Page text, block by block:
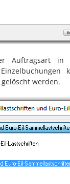
Auftragsart in
werden.